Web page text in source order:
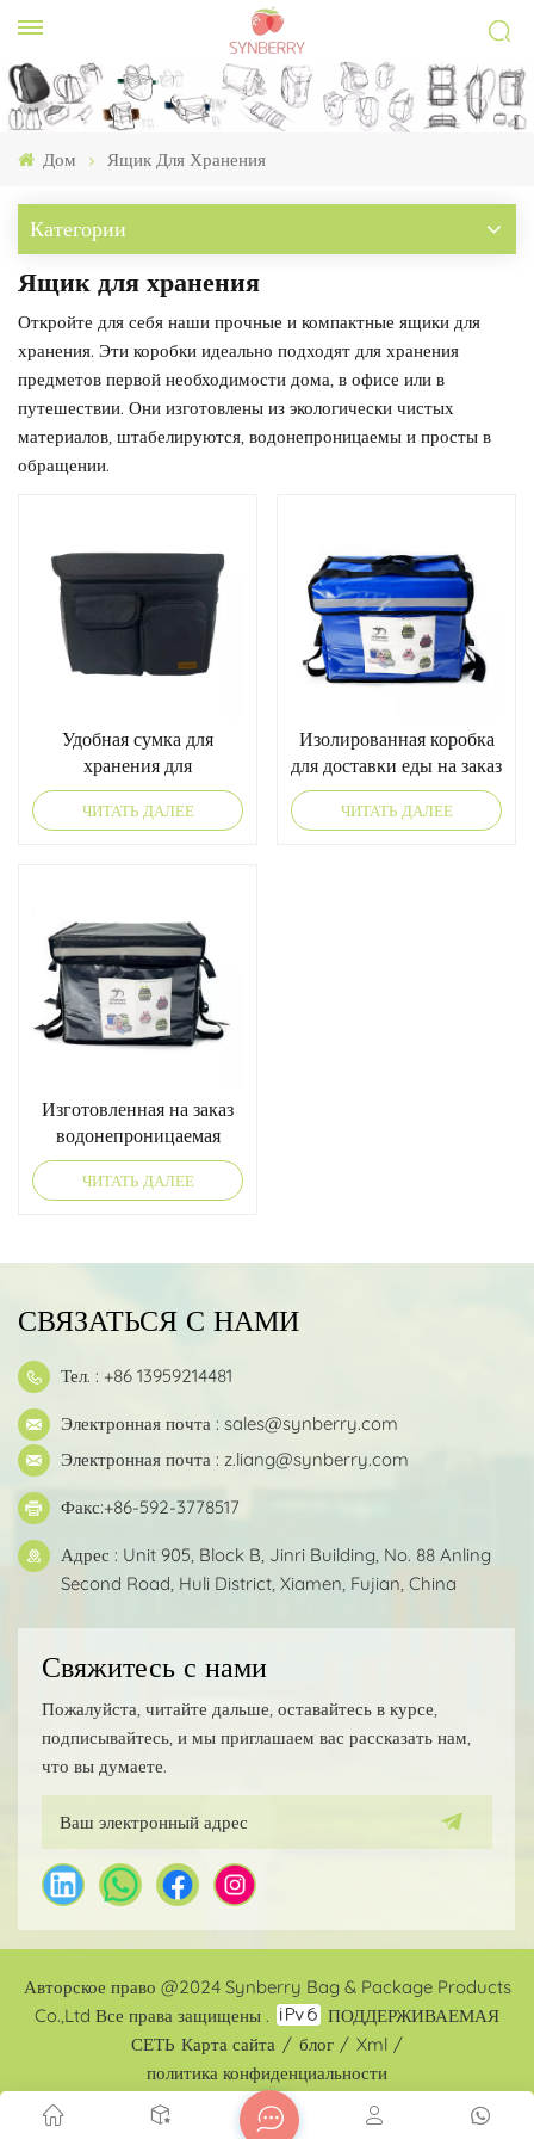
Дом Ящик Для Хранения
Категории
Ящик для хранения
Откройте для себя наши прочные и компактные ящики для
хранения. Эти коробки идеально подходят для хранения
предметов первой необходимости дома, в офисе или в
путешествии. Они изготовлены из экологически чистых
материалов, штабелируются, водонепроницаемы и просты в
обращении.
Удобная сумка для
хранения для
электрического коляска
для инвалидного коляска
ЧИТАТЬ ДАЛЕЕ
Изолированная коробка
для доставки еды на заказ
для велосипедов
ЧИТАТЬ ДАЛЕЕ
Изготовленная на заказ
водонепроницаемая
коробка для еды для
доставки
ЧИТАТЬ ДАЛЕЕ
СВЯЗАТЬСЯ С НАМИ
Тел. : +86 13959214481
Электронная почта : sales@synberry.com
Электронная почта : z.liang@synberry.com
Факс:+86-592-3778517
Адрес : Unit 905, Block B, Jinri Building, No. 88 Anling
Second Road, Huli District, Xiamen, Fujian, China
Свяжитесь с нами
Пожалуйста, читайте дальше, оставайтесь в курсе,
подписывайтесь, и мы приглашаем вас рассказать нам,
что вы думаете.
Авторское право @2024 Synberry Bag & Package Products
Co.,Ltd Все права защищены .
ПОДДЕРЖИВАЕМАЯ
СЕТЬ Карта сайта / блог / Xml /
политика конфиденциальности